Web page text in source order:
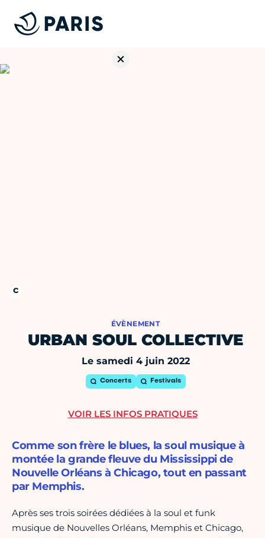
ÉVÈNEMENT
URBAN SOUL COLLECTIVE
Le samedi 4 juin 2022
Concerts Festivals
Comme son frère le blues, la soul musique à
montée la grande fleuve du Mississippi de
Nouvelle Orléans à Chicago, tout en passant
par Memphis.
Après ses trois soirées dédiées à la soul et funk
musique de Nouvelles Orléans, Memphis et Chicago,
VOIR LES INFOS PRATIQUES